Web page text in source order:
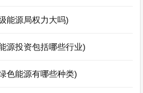
能源局权力大吗)
源投资包括哪些行业)
色能源有哪些种类)